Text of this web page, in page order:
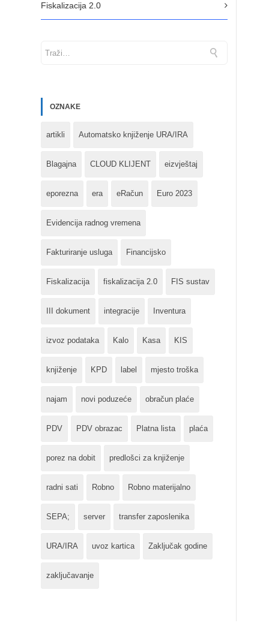
Fiskalizacija 2.0
OZNAKE
artikli Automatsko knjiženje URA/IRA
Blagajna CLOUD KLIJENT eizvještaj
eporezna era eRačun Euro 2023
Evidencija radnog vremena
Fakturiranje usluga Financijsko
Fiskalizacija fiskalizacija 2.0 FIS sustav
III dokument integracije Inventura
izvoz podataka Kalo Kasa KIS
knjiženje KPD label mjesto troška
najam novi poduzeće obračun plaće
PDV PDV obrazac Platna lista plaća
porez na dobit predlošci za knjiženje
radni sati Robno Robno materijalno
SEPA; server transfer zaposlenika
URA/IRA uvoz kartica Zaključak godine
zaključavanje